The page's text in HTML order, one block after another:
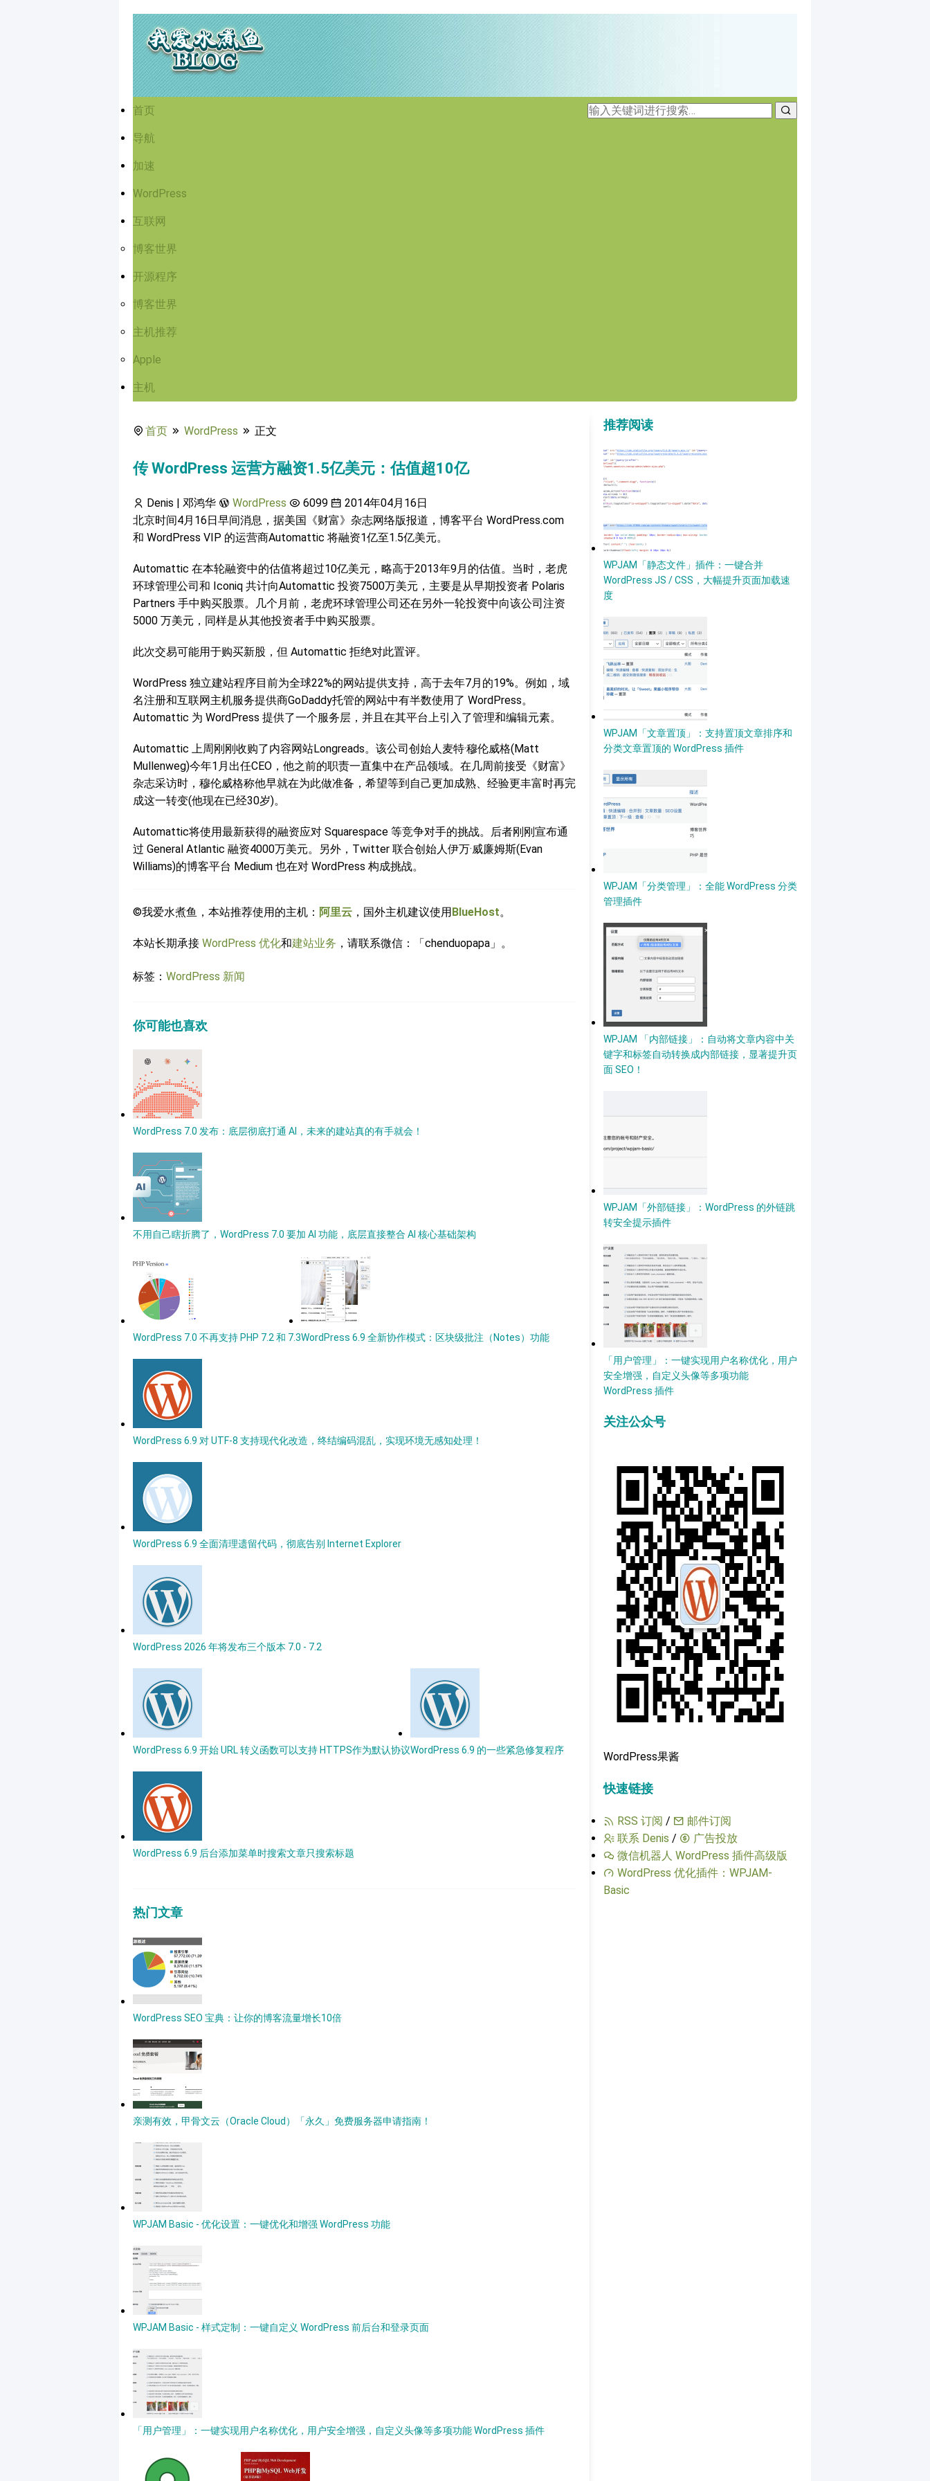
首页
导航
加速
WordPress
互联网
博客世界
开源程序
博客世界
主机推荐
Apple
主机
首页 WordPress 正文
传 WordPress 运营方融资1.5亿美元：估值超10亿
Denis | 邓鸿华 WordPress 6099
2014年04月16日
北京时间4月16日早间消息，据美国《财富》杂志网络版报道，博客平台 WordPress.com
和 WordPress VIP 的运营商Automattic 将融资1亿至1.5亿美元。
Automattic 在本轮融资中的估值将超过10亿美元，略高于2013年9月的估值。当时，老虎
环球管理公司和 Iconiq 共计向Automattic 投资7500万美元，主要是从早期投资者 Polaris
Partners 手中购买股票。几个月前，老虎环球管理公司还在另外一轮投资中向该公司注资
5000 万美元，同样是从其他投资者手中购买股票。
此次交易可能用于购买新股，但 Automattic 拒绝对此置评。
WordPress 独立建站程序目前为全球22%的网站提供支持，高于去年7月的19%。例如，域
名注册和互联网主机服务提供商GoDaddy托管的网站中有半数使用了 WordPress。
Automattic 为 WordPress 提供了一个服务层，并且在其平台上引入了管理和编辑元素。
Automattic 上周刚刚收购了内容网站Longreads。该公司创始人麦特·穆伦威格(Matt
Mullenweg)今年1月出任CEO，他之前的职责一直集中在产品领域。在几周前接受《财富》
杂志采访时，穆伦威格称他早就在为此做准备，希望等到自己更加成熟、经验更丰富时再完
成这一转变(他现在已经30岁)。
Automattic将使用最新获得的融资应对 Squarespace 等竞争对手的挑战。后者刚刚宣布通
过 General Atlantic 融资4000万美元。另外，Twitter 联合创始人伊万·威廉姆斯(Evan
Williams)的博客平台 Medium 也在对 WordPress 构成挑战。
©我爱水煮鱼，本站推荐使用的主机： 阿里云 ，国外主机建议使用BlueHost。
本站长期承接 WordPress 优化和建站业务 ，请联系微信：「chenduopapa」。
标签： WordPress 新闻
你可能也喜欢
WordPress 7.0 发布：底层彻底打通 AI，未来的建站真的有手就会！
不用自己瞎折腾了，WordPress 7.0 要加 AI 功能，底层直接整合 AI 核心基础架构
WordPress 7.0 不再支持 PHP 7.2 和 7.3WordPress 6.9 全新协作模式：区块级批注（Notes）功能
WordPress 6.9 对 UTF-8 支持现代化改造，终结编码混乱，实现环境无感知处理！
WordPress 6.9 全面清理遗留代码，彻底告别 Internet Explorer
WordPress 2026 年将发布三个版本 7.0 - 7.2
WordPress 6.9 开始 URL 转义函数可以支持 HTTPS作为默认协议WordPress 6.9 的一些紧急修复程序
WordPress 6.9 后台添加菜单时搜索文章只搜索标题
热门文章
WordPress SEO 宝典：让你的博客流量增长10倍
亲测有效，甲骨文云（Oracle Cloud）「永久」免费服务器申请指南！
WPJAM Basic - 优化设置：一键优化和增强 WordPress 功能
WPJAM Basic - 样式定制：一键自定义 WordPress 前后台和登录页面
「用户管理」：一键实现用户名称优化，用户安全增强，自定义头像等多项功能 WordPress 插件
推荐阅读
WPJAM「静态文件」插件：一键合并
WordPress JS / CSS，大幅提升页面加载速
度
WPJAM「文章置顶」：支持置顶文章排序和
分类文章置顶的 WordPress 插件
WPJAM「分类管理」：全能 WordPress 分类
管理插件
WPJAM 「内部链接」：自动将文章内容中关
键字和标签自动转换成内部链接，显著提升页
面 SEO！
WPJAM「外部链接」：WordPress 的外链跳
转安全提示插件
「用户管理」：一键实现用户名称优化，用户
安全增强，自定义头像等多项功能
WordPress 插件
关注公众号
WordPress果酱
快速链接
RSS 订阅 /
邮件订阅
联系 Denis /
广告投放
微信机器人 WordPress 插件高级版
WordPress 优化插件：WPJAM-
Basic